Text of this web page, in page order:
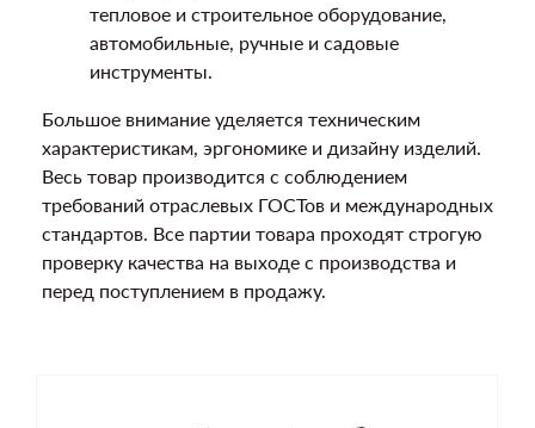
тепловое и строительное оборудование,
автомобильные, ручные и садовые
инструменты.
Большое внимание уделяется техническим
характеристикам, эргономике и дизайну изделий.
Весь товар производится с соблюдением
требований отраслевых ГОСТов и международных
стандартов. Все партии товара проходят строгую
проверку качества на выходе с производства и
перед поступлением в продажу.